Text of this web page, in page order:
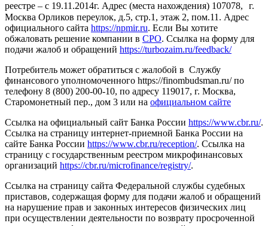
реестре – с 19.11.2014г. Адрес (места нахождения) 107078, г.
Москва Орликов переулок, д.5, стр.1, этаж 2, пом.11. Адрес
официального сайта https://npmir.ru. Если Вы хотите
обжаловать решение компании в СРО. Ссылка на форму для
подачи жалоб и обращений https://turbozaim.ru/feedback/
Потребитель может обратиться с жалобой в Службу
финансового уполномоченного https://finombudsman.ru/ по
телефону 8 (800) 200-00-10, по адресу 119017, г. Москва,
Старомонетный пер., дом 3 или на официальном сайте
Ссылка на официальный сайт Банка России https://www.cbr.ru/.
Ссылка на страницу интернет-приемной Банка России на
сайте Банка России https://www.cbr.ru/reception/. Ссылка на
страницу с государственным реестром микрофинансовых
организаций https://cbr.ru/microfinance/registry/.
Ссылка на страницу сайта Федеральной службы судебных
приставов, содержащая форму для подачи жалоб и обращений
на нарушение прав и законных интересов физических лиц
при осуществлении деятельности по возврату просроченной